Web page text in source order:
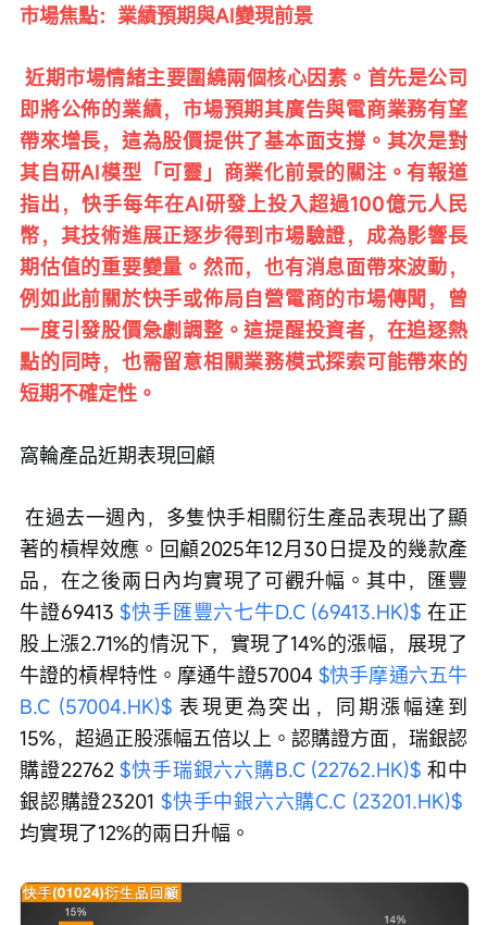
市場焦點：業績預期與AI變現前景
近期市場情緒主要圍繞兩個核心因素。首先是公司
即將公佈的業績，市場預期其廣告與電商業務有望
帶來增長，這為股價提供了基本面支撐。其次是對
其自研AI模型「可靈」商業化前景的關注。有報道
指出，快手每年在AI研發上投入超過100億元人民
幣，其技術進展正逐步得到市場驗證，成為影響長
期估值的重要變量。然而，也有消息面帶來波動，
例如此前關於快手或佈局自營電商的市場傳聞，曾
一度引發股價急劇調整。這提醒投資者，在追逐熱
點的同時，也需留意相關業務模式探索可能帶來的
短期不確定性。
窩輪產品近期表現回顧
在過去一週內，多隻快手相關衍生產品表現出了顯
著的槓桿效應。回顧2025年12月30日提及的幾款產
品，在之後兩日內均實現了可觀升幅。其中，匯豐
牛證69413 $快手匯豐六七牛D.C (69413.HK)$ 在正
股上漲2.71%的情況下，實現了14%的漲幅，展現了
牛證的槓桿特性。摩通牛證57004 $快手摩通六五牛
B.C (57004.HK)$ 表現更為突出，同期漲幅達到
15%，超過正股漲幅五倍以上。認購證方面，瑞銀認
購證22762 $快手瑞銀六六購B.C (22762.HK)$ 和中
銀認購證23201 $快手中銀六六購C.C (23201.HK)$
均實現了12%的兩日升幅。